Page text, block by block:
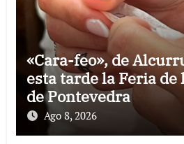
«Cara-feo», de
esta tarde la Feria de
de Pontevedra
Ago 8, 2026